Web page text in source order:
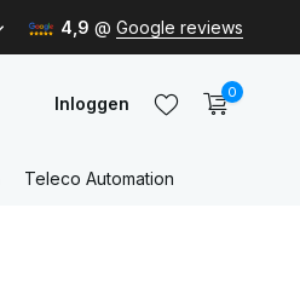
4,9 @ Google reviews
Inloggen
0
Teleco Automation